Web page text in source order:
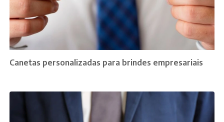
Canetas personalizadas para brindes empresariais